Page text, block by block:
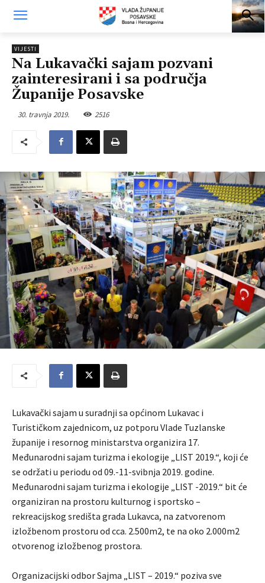
VIJESTI
Na Lukavački sajam pozvani
zainteresirani i sa područja
Županije Posavske
30. travnja 2019. 2516
Lukavački sajam u suradnji sa općinom Lukavac i
Turističkom zajednicom, uz potporu Vlade Tuzlanske
županije i resornog ministarstva organizira 17.
Međunarodni sajam turizma i ekologije „LIST 2019.“, koji će
se održati u periodu od 09.-11-svibnja 2019. godine.
Međunarodni sajam turizma i ekologije „LIST -2019.“ bit će
organiziran na prostoru kulturnog i sportsko –
rekreacijskog središta grada Lukavca, na zatvorenom
izložbenom prostoru od cca. 2.500m2, te na oko 2.000m2
otvorenog izložbenog prostora.
Organizacijski odbor Sajma „LIST – 2019.“ poziva sve